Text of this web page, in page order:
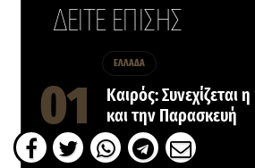
ΔΕΙΤΕ ΕΠΙΣΗΣ
ΕΛΛΑΔΑ
Καιρός: Συνεχίζεται
και την Παρασκευή